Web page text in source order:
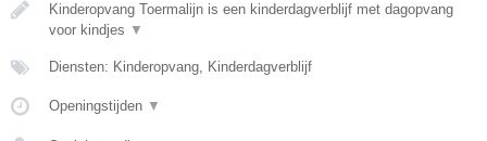
Kinderopvang Toermalijn is een kinderdagverblijf met dagopvang
voor kindjes ▼
Diensten: Kinderopvang, Kinderdagverblijf
Openingstijden ▼